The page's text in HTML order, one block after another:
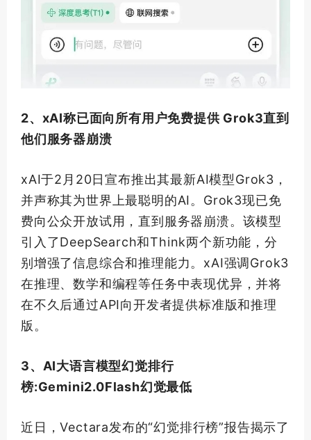
2、xAI称已面向所有用户免费提供 Grok3直到
他们服务器崩溃
xAI于2月20日宣布推出其最新AI模型Grok3，
并声称其为世界上最聪明的AI。Grok3现已免
费向公众开放试用，直到服务器崩溃。该模型
引入了DeepSearch和Think两个新功能，分
别增强了信息综合和推理能力。xAI强调Grok3
在推理、数学和编程等任务中表现优异，并将
在不久后通过API向开发者提供标准版和推理
版。
3、AI大语言模型幻觉排行
榜:Gemini2.0Flash幻觉最低
近日，Vectara发布的“幻觉排行榜”报告揭示了